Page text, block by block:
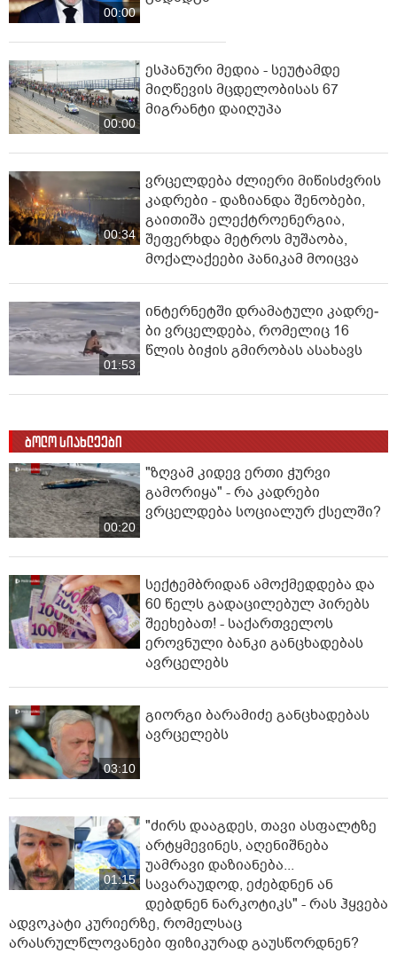
00:00
00:00
ესპანური მედია - სეუტამდე
მიღწევის მცდელობისას 67
მიგრანტი დაიღუპა
00:34
ვრცელდება ძლიერი მიწისძვრის
კადრები - დაზიანდა შენობები,
გაითიშა ელექტროენერგია,
შეფერხდა მეტროს მუშაობა,
მოქალაქეები პანიკამ მოიცვა
01:53
ინ­ტერ­ნეტ­ში დრა­მა­ტუ­ლი კად­რე­
ბი ვრცელდება, რომელიც 16
წლის ბიჭის გმირობას ასახავს
ბოლო სიახლეები
00:20
"ზღვამ კიდევ ერთი ჭურვი
გამორიყა" - რა კადრები
ვრცელდება სოციალურ ქსელში?
სექტემბრიდან ამოქმედდება და
60 წელს გადაცილებულ პირებს
შეეხებათ! - საქართველოს
ეროვნული ბანკი განცხადებას
ავრცელებს
03:10
გიორგი ბარამიძე განცხადებას
ავრცელებს
01:15
"ძირს დააგდეს, თავი ასფალტზე
არტყმევინეს, აღენიშნება
უამრავი დაზიანება...
სავარაუდოდ, ეძებდნენ ან
დებდნენ ნარკოტიკს" - რას ჰყვება
ადვოკატი კურიერზე, რომელსაც
არასრულწლოვანები ფიზიკურად გაუსწორდნენ?